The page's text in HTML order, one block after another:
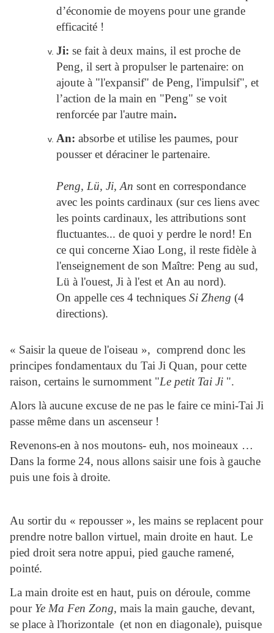
d’économie de moyens pour une grande
efficacité !
Ji: se fait à deux mains, il est proche de
Peng, il sert à propulser le partenaire: on
ajoute à "l'expansif" de Peng, l'impulsif", et
l’action de la main en "Peng" se voit
renforcée par l'autre main.
An: absorbe et utilise les paumes, pour
pousser et déraciner le partenaire.
Peng, Lü, Ji, An sont en correspondance
avec les points cardinaux (sur ces liens avec
les points cardinaux, les attributions sont
fluctuantes... de quoi y perdre le nord! En
ce qui concerne Xiao Long, il reste fidèle à
l'enseignement de son Maître: Peng au sud,
Lü à l'ouest, Ji à l'est et An au nord).
On appelle ces 4 techniques Si Zheng (4
directions).
« Saisir la queue de l'oiseau », comprend donc les
principes fondamentaux du Tai Ji Quan, pour cette
raison, certains le surnomment "Le petit Tai Ji ".
Alors là aucune excuse de ne pas le faire ce mini-Tai Ji
passe même dans un ascenseur !
Revenons-en à nos moutons- euh, nos moineaux …
Dans la forme 24, nous allons saisir une fois à gauche
puis une fois à droite.
Au sortir du « repousser », les mains se replacent pour
prendre notre ballon virtuel, main droite en haut. Le
pied droit sera notre appui, pied gauche ramené,
pointé.
La main droite est en haut, puis on déroule, comme
pour Ye Ma Fen Zong, mais la main gauche, devant,
se place à l'horizontale (et non en diagonale), puisque